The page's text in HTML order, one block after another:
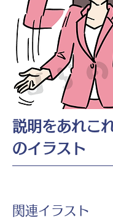
説明をあれこ
のイラスト
​関連イラスト